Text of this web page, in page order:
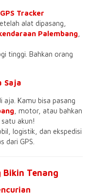
GPS Tracker
alat dipasang,
Palembang
tinggi. Bahkan orang
Saja
Kamu bisa pasang
, motor, atau bahkan
akun!
logistik, dan ekspedisi
dari GPS.
Bikin Tenang